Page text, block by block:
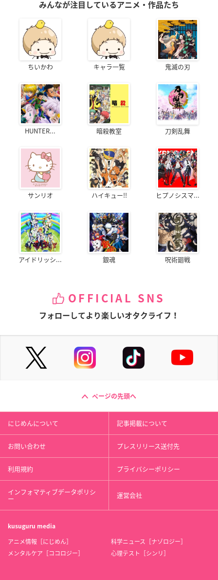
みんなが注目しているアニメ・作品たち
ちいかわ キャラ一覧 鬼滅の刃
HUNTER... 暗殺教室 刀剣乱舞
サンリオ ハイキュー!! ヒプノシスマ...
アイドリッシ... 銀魂 呪術廻戦
OFFICIAL SNS
フォローしてより楽しいオタクライフ！
ページの先頭へ
にじめんについて 記事掲載について
お問い合わせ プレスリリース送付先
利用規約 プライバシーポリシー
インフォマティブデータポリシ
ー 運営会社
kusuguru media
アニメ情報［にじめん］
科学ニュース［ナゾロジー］
メンタルケア［ココロジー］
心理テスト［シンリ］